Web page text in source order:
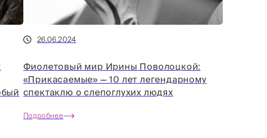
26.06.2024
Фиолетовый мир Ирины Поволоцкой:
«Прикасаемые» — 10 лет легендарному
спектаклю о слепоглухих людях
Подробнее